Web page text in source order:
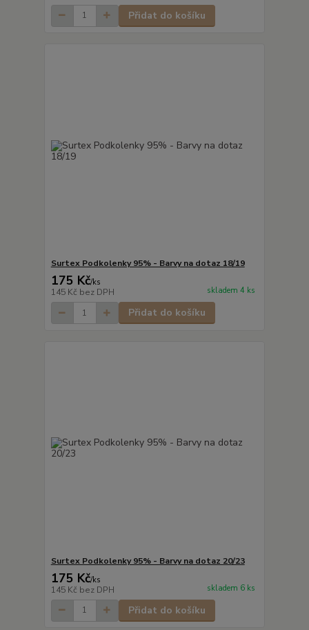
Přidat do košíku
Surtex Podkolenky 95% - Barvy na dotaz 18/19
175 Kč/ks
145 Kč bez DPH skladem 4 ks
Přidat do košíku
Surtex Podkolenky 95% - Barvy na dotaz 20/23
175 Kč/ks
145 Kč bez DPH skladem 6 ks
Přidat do košíku